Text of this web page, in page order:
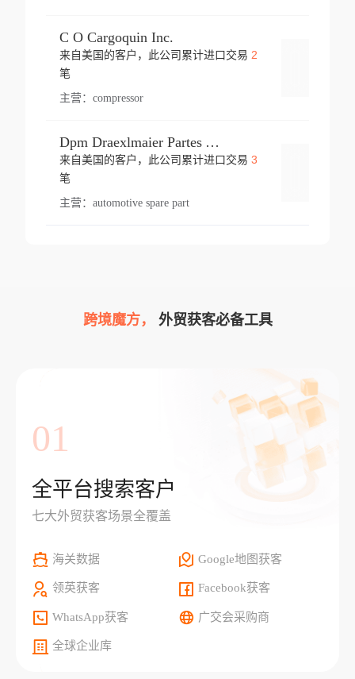
C O Cargoquin Inc.
来自美国的客户，此公司累计进口交易 2
笔
主营： compressor
Dpm Draexlmaier Partes Automotrices Corr Ind Huejotzingo
来自美国的客户，此公司累计进口交易 3
笔
主营： automotive spare part
跨境魔方， 外贸获客必备工具
01
全平台搜索客户
七大外贸获客场景全覆盖
海关数据 Google地图获客
领英获客 Facebook获客
WhatsApp获客 广交会采购商
全球企业库